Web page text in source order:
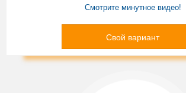
Смотрите минутное видео!
Свой вариант